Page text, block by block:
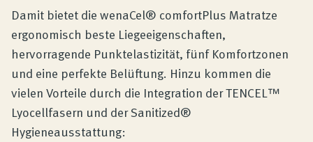
Damit bietet die wenaCel® comfortPlus Matratze
ergonomisch beste Liegeeigenschaften,
hervorragende Punktelastizität, fünf Komfortzonen
und eine perfekte Belüftung. Hinzu kommen die
vielen Vorteile durch die Integration der TENCEL™
Lyocellfasern und der Sanitized®
Hygieneausstattung: